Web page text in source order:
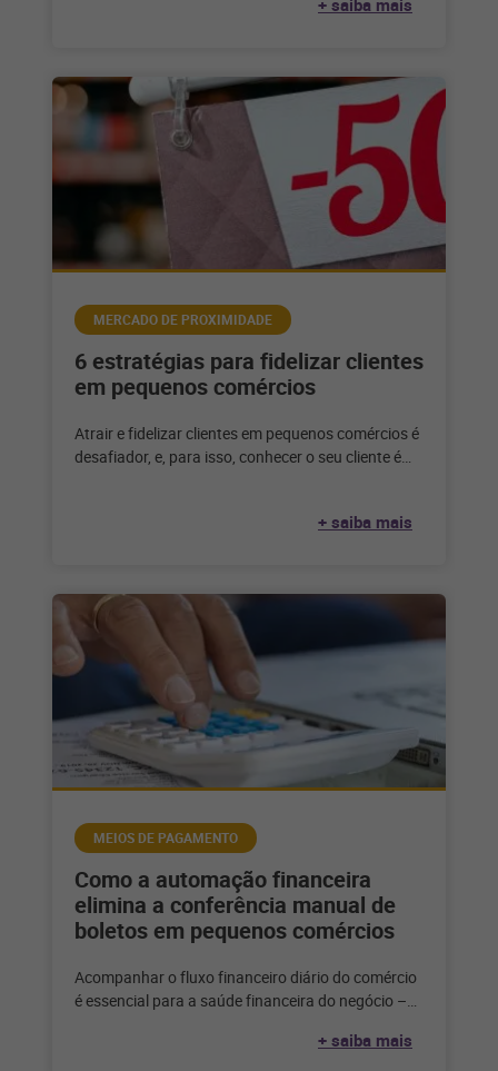
MERCADO DE PROXIMIDADE
6 estratégias para fidelizar clientes
em pequenos comércios
Atrair e fidelizar clientes em pequenos comércios é
desafiador, e, para isso, conhecer o seu cliente é
+ saiba mais
MEIOS DE PAGAMENTO
Como a automação financeira
elimina a conferência manual de
boletos em pequenos comércios
Acompanhar o fluxo financeiro diário do comércio
é essencial para a saúde financeira do negócio –
+ saiba mais